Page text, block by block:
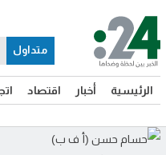
الرئيسية أخبار اقتصاد
متداول